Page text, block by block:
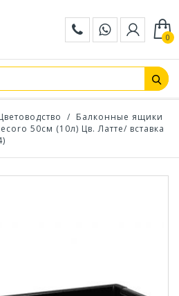
0
/ Балконные ящики
50см (10л) Цв. Латте/ вставка